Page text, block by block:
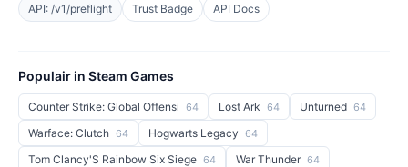
API: /v1/preflight Trust Badge API Docs
Populair in Steam Games
Counter Strike: Global Offensi 64 Lost Ark 64 Unturned 64
Warface: Clutch 64 Hogwarts Legacy 64
Tom Clancy'S Rainbow Six Siege 64 War Thunder 64